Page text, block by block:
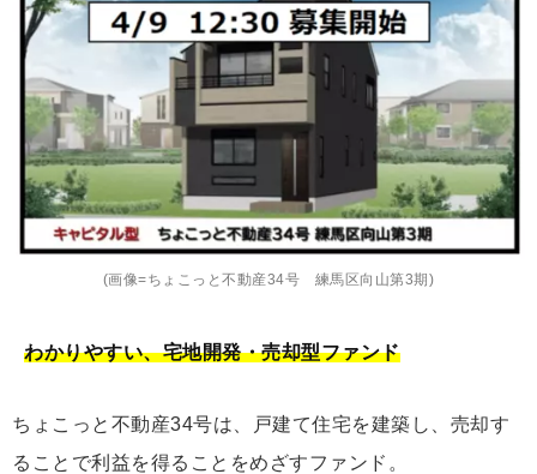
(画像=ちょこっと不動産34号 練馬区向山第3期)
わかりやすい、宅地開発・売却型ファンド
ちょこっと不動産34号は、戸建て住宅を建築し、売却す
ることで利益を得ることをめざすファンド。